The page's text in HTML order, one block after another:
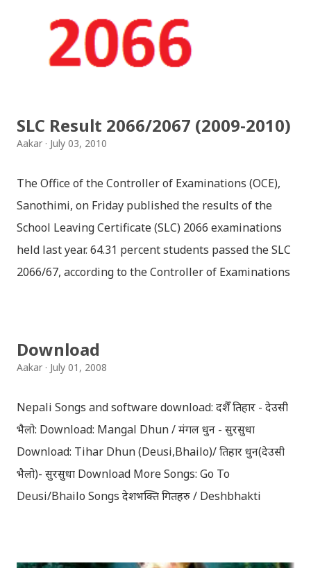
SLC Result 2066/2067 (2009-2010)
Aakar July 03, 2010
The Office of the Controller of Examinations (OCE),
Sanothimi, on Friday published the results of the
School Leaving Certificate (SLC) 2066 examinations
held last year. 64.31 percent students passed the SLC
2066/67, according to the Controller of Examinations
Congratulations to all, who passed SLC this year. And
can follow THT (symbol no. and birth date required).
Download SLC Result 2066/2067 (2009-2010) :
REGULAR: EXEMPTED: Distinction --------------- First
division First division Second Division Second
Division Third Division Third Division Withheld
Download
Aakar July 01, 2008
Nepali Songs and software download: दशैँ तिहार - देउसी
भैलो: Download: Mangal Dhun / मंगल धुन - सुरसुधा
Download: Tihar Dhun (Deusi,Bhailo)/ तिहार धुन(देउसी
भैलो)- सुरसुधा Download More Songs: Go To
Deusi/Bhailo Songs देशभक्ति गितहरु / Deshbhakti
Yonjan Download Patriotic Nepali Song: धेरै छ गर्नु स्वदेश